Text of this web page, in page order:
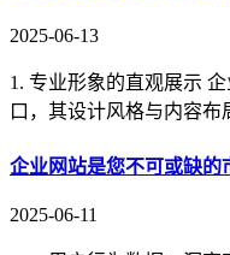
2025-06-13
1. 专业形象的直观展示
口，其设计风格与内容布
企业网站是您不可或缺的
2025-06-11